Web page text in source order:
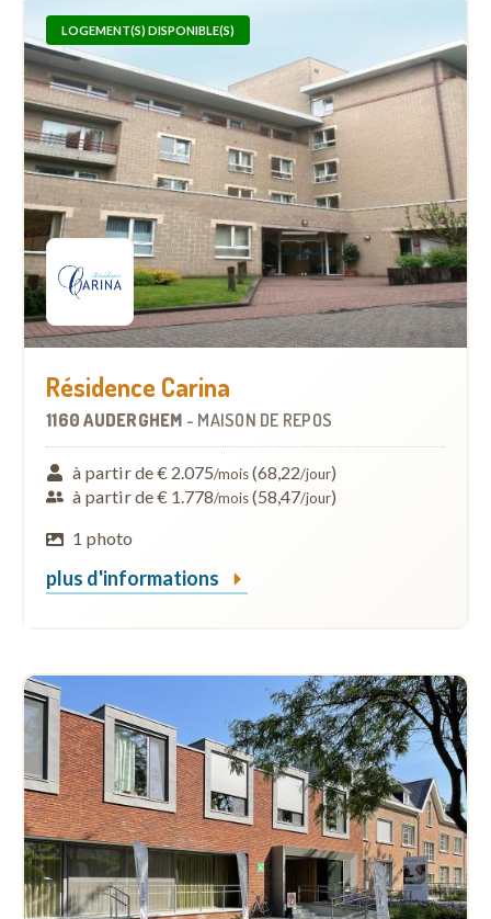
LOGEMENT(S) DISPONIBLE(S)
Résidence Carina
1160 AUDERGHEM - MAISON DE REPOS
à partir de € 2.075/mois(68,22/jour)
à partir de € 1.778/mois(58,47/jour)
1 photo
plus d'informations